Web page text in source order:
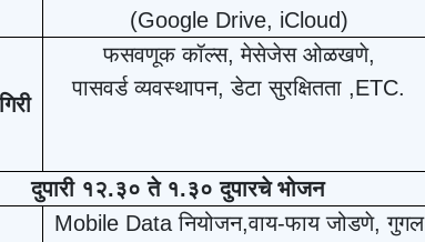
(Google Drive, iCloud)
फसवणूक कॉल्स, मेसेजेस ओळखणे,
पासवर्ड व्यवस्थापन, डेटा सुरक्षितता ,ETC.
दुपारी १२.३० ते १.३० दुपारचे भोजन
Mobile Data नियोजन,वाय-फाय जोडणे, गुगल